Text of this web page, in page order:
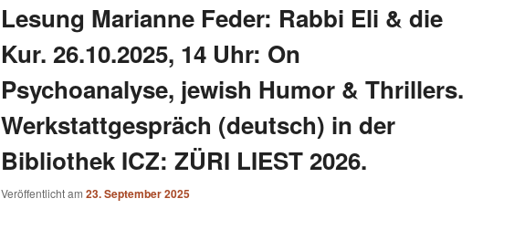
Lesung Marianne Feder: Rabbi Eli & die
Kur. 26.10.2025, 14 Uhr: On
Psychoanalyse, jewish Humor & Thrillers.
Werkstattgespräch (deutsch) in der
Bibliothek ICZ: ZÜRI LIEST 2026.
Veröffentlicht am 23. September 2025